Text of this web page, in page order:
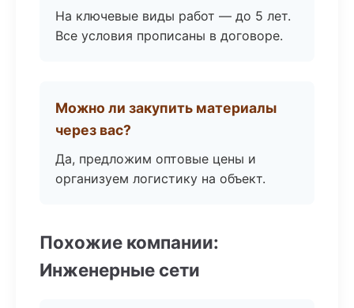
На ключевые виды работ — до 5 лет.
Все условия прописаны в договоре.
Можно ли закупить материалы
через вас?
Да, предложим оптовые цены и
организуем логистику на объект.
Похожие компании:
Инженерные сети